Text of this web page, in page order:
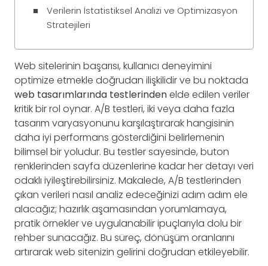
Verilerin İstatistiksel Analizi ve Optimizasyon
Stratejileri
Web sitelerinin başarısı, kullanıcı deneyimini
optimize etmekle doğrudan ilişkilidir ve bu noktada
web tasarımlarında testlerindenelde edilen veriler
kritik bir rol oynar. A/B testleri, iki veya daha fazla
tasarım varyasyonunu karşılaştırarak hangisinin
daha iyi performans gösterdiğini belirlemenin
bilimsel bir yoludur. Bu testler sayesinde, buton
renklerinden sayfa düzenlerine kadar her detayı veri
odaklı iyileştirebilirsiniz. Makalede, A/B testlerinden
çıkan verileri nasıl analiz edeceğinizi adım adım ele
alacağız; hazırlık aşamasından yorumlamaya,
pratik örnekler ve uygulanabilir ipuçlarıyla dolu bir
rehber sunacağız. Bu süreç, dönüşüm oranlarını
artırarak web sitenizin gelirini doğrudan etkileyebilir.